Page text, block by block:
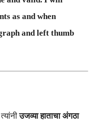
as and when
and left thumb
उजव्या हाताचा अंगठा